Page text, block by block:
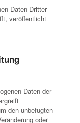
Daten Dritter
veröffentlicht
Daten der
den unbefugten
oder